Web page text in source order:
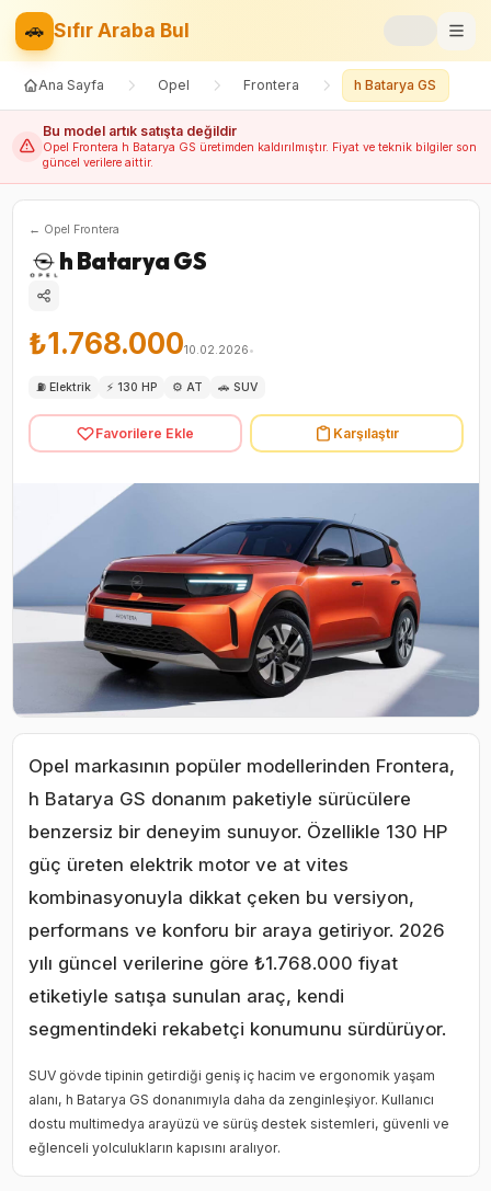
🚗 Sıfır Araba Bul
Markalar
Fiyat Listesi
📝Blog
⚡ Elektrikli
🚙
Favoriler
Ana Sayfa Opel Frontera h Batarya GS
Bu model artık satışta değildir
Opel Frontera h Batarya GS üretimden kaldırılmıştır. Fiyat ve teknik bilgiler son
güncel verilere aittir.
← Opel Frontera
h Batarya GS
₺1.768.00010.02.2026•
⛽ Elektrik ⚡ 130 HP ⚙️ AT 🚗 SUV
Favorilere Ekle Karşılaştır
Opel markasının popüler modellerinden Frontera,
h Batarya GS donanım paketiyle sürücülere
benzersiz bir deneyim sunuyor. Özellikle 130 HP
güç üreten elektrik motor ve at vites
kombinasyonuyla dikkat çeken bu versiyon,
performans ve konforu bir araya getiriyor. 2026
yılı güncel verilerine göre ₺1.768.000 fiyat
etiketiyle satışa sunulan araç, kendi
segmentindeki rekabetçi konumunu sürdürüyor.
SUV gövde tipinin getirdiği geniş iç hacim ve ergonomik yaşam
alanı, h Batarya GS donanımıyla daha da zenginleşiyor. Kullanıcı
dostu multimedya arayüzü ve sürüş destek sistemleri, güvenli ve
eğlenceli yolculukların kapısını aralıyor.